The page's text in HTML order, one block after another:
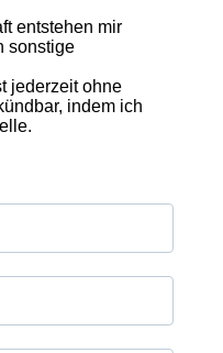
entstehen mir
sonstige
jederzeit ohne
indem ich